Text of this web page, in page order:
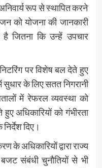
रूप से स्थापित करने
को योजना की जानकारी
है जितना कि उन्हें उपचार
पर विशेष बल देते हुए
सुधार के लिए सतत निगरानी
में रेफरल व्यवस्था को
अधिकारियों को गंभीरता
दिए।
के अधिकारियों द्वारा राज्य
संबंधी चुनौतियों से भी